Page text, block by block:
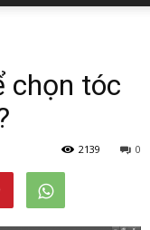
chọn tóc
0
2139